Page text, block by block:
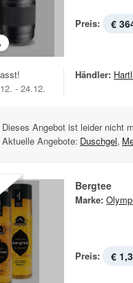
Preis: €
- 24.12.
Händler:
Dieses Angebot ist leider nicht
Aktuelle Angebote: Duschgel,
Bergtee
Marke:
Preis: €